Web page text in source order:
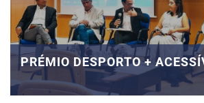
PRÉMIO DESPORTO +